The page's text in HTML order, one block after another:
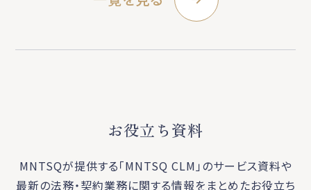
お役立ち資料
MNTSQが提供する「MNTSQ CLM」のサービス資料や
最新の法務・契約業務に関する情報をまとめたお役立ち